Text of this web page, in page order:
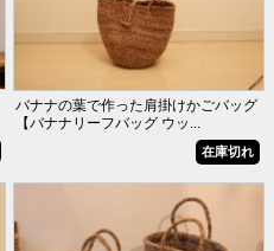
バナナの葉で作った肩掛けかごバッグ
【バナナリーフバッグ ウッ...
在庫切れ